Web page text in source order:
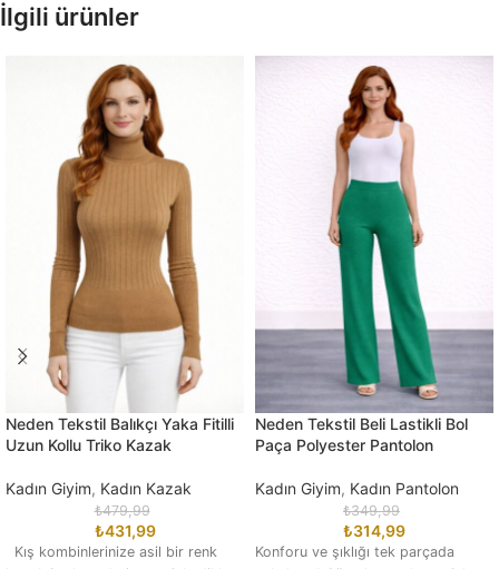
İlgili ürünler
Neden Tekstil Balıkçı Yaka Fitilli
Uzun Kollu Triko Kazak
Kadın Giyim, Kadın Kazak
₺479,99
₺431,99
Kış kombinlerinize asil bir renk
Neden Tekstil Beli Lastikli Bol
Paça Polyester Pantolon
Kadın Giyim, Kadın Pantolon
₺349,99
₺314,99
Konforu ve şıklığı tek parçada